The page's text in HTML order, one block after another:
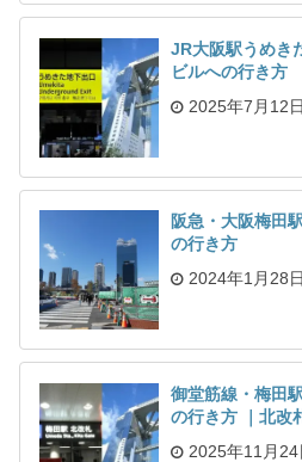
JR大阪駅うめき
ビルへの行き方
2025年7月12日
阪急・大阪梅田
の行き方
2024年1月28日
御堂筋線・梅田
の行き方 ｜北改
2025年11月24